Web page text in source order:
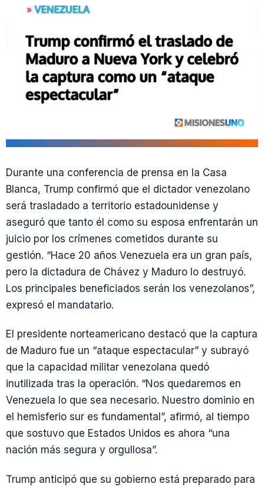
Durante una conferencia de prensa en la Casa
Blanca, Trump confirmó que el dictador venezolano
será trasladado a territorio estadounidense y
aseguró que tanto él como su esposa enfrentarán un
juicio por los crímenes cometidos durante su
gestión. “Hace 20 años Venezuela era un gran país,
pero la dictadura de Chávez y Maduro lo destruyó.
Los principales beneficiados serán los venezolanos”,
expresó el mandatario.
El presidente norteamericano destacó que la captura
de Maduro fue un “ataque espectacular” y subrayó
que la capacidad militar venezolana quedó
inutilizada tras la operación. “Nos quedaremos en
Venezuela lo que sea necesario. Nuestro dominio en
el hemisferio sur es fundamental”, afirmó, al tiempo
que sostuvo que Estados Unidos es ahora “una
nación más segura y orgullosa”.
Trump anticipó que su gobierno está preparado para